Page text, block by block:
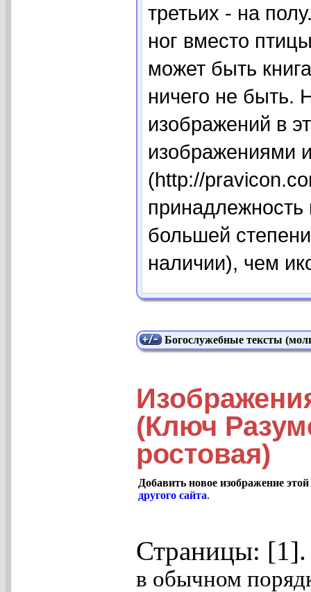
третьих - на
ног вместо
может быть
ничего не быть.
изображений в
изображениями
(http://
принадлежность
большей
наличии), чем
Богослужебные тексты
(Ключ
ростовая)
Добавить новое изображение
другого сайта.
Страницы:
в обычном